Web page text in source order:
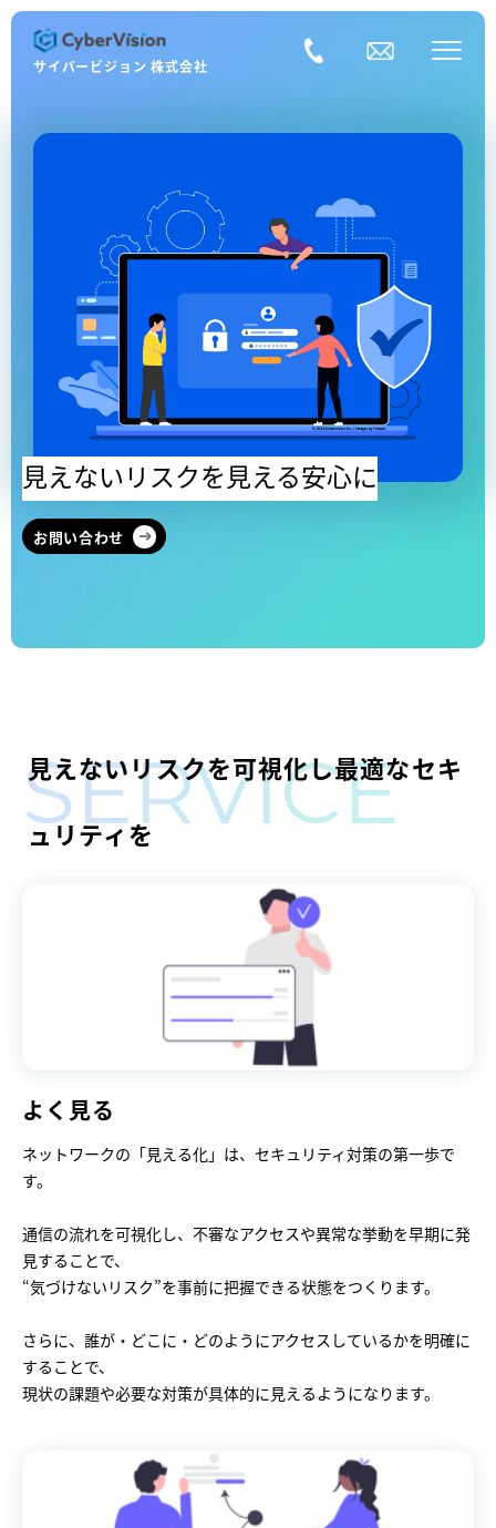
サイバービジョン 株式会社
お問い合わせ
SERVICE
見えないリスクを可視化し最適なセキ
ュリティを
よく見る
ネットワークの「見える化」は、セキュリティ対策の第一歩で
す。
通信の流れを可視化し、不審なアクセスや異常な挙動を早期に発
見することで、
“気づけないリスク”を事前に把握できる状態をつくります。
さらに、誰が・どこに・どのようにアクセスしているかを明確に
することで、
現状の課題や必要な対策が具体的に見えるようになります。